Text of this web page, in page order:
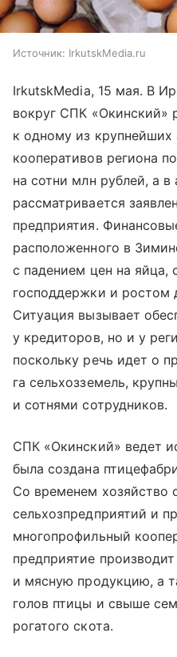
Источник: IrkutskMedia.ru
IrkutskMedia, 15 мая. В
вокруг СПК «Окинский»
к одному из
кооперативов региона
на сотни млн рублей, а
рассматривается
предприятия.
расположенного в
с падением цен на яйца,
господдержки и ростом
Ситуация вызывает
у кредиторов, но и у
поскольку речь идет о
га сельхозземель,
и сотнями сотрудников.
СПК «Окинский» ведет
была создана
Со временем хозяйство
сельхозпредприятий и
многопрофильный
предприятие
и мясную продукцию, а
голов птицы и свыше
рогатого скота.